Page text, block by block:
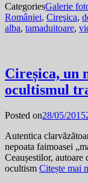
CategoriesGalerie
României, Cireşica,
alba, tamaduitoare,
Cireșica, un
ocultismul
Posted on28/05/2015
Autentica
nepoata faimoasei
Ceaușestilor,
ocultism Citește mai